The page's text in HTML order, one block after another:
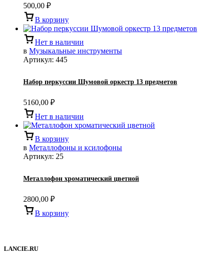
500,00 ₽
В корзину
Нет в наличии
в Музыкальные инструменты
Артикул: 445
Набор перкуссии Шумовой оркестр 13 предметов
5160,00 ₽
Нет в наличии
В корзину
в Металлофоны и ксилофоны
Артикул: 25
Металлофон хроматический цветной
2800,00 ₽
В корзину
LANCIE.RU